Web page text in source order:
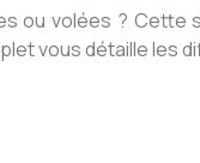
ou volées ?
vous détaille les